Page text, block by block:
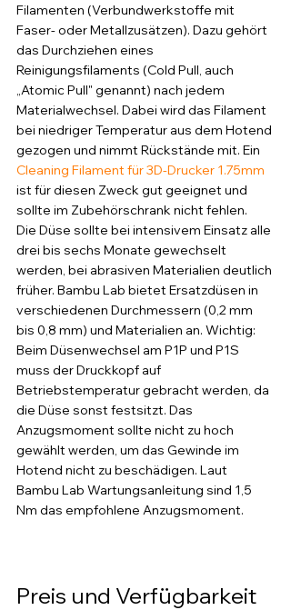
Filamenten (Verbundwerkstoffe mit
Faser- oder Metallzusätzen). Dazu gehört
das Durchziehen eines
Reinigungsfilaments (Cold Pull, auch
„Atomic Pull" genannt) nach jedem
Materialwechsel. Dabei wird das Filament
bei niedriger Temperatur aus dem Hotend
gezogen und nimmt Rückstände mit. Ein
Cleaning Filament für 3D-Drucker 1.75mm
ist für diesen Zweck gut geeignet und
sollte im Zubehörschrank nicht fehlen.
Die Düse sollte bei intensivem Einsatz alle
drei bis sechs Monate gewechselt
werden, bei abrasiven Materialien deutlich
früher. Bambu Lab bietet Ersatzdüsen in
verschiedenen Durchmessern (0,2 mm
bis 0,8 mm) und Materialien an. Wichtig:
Beim Düsenwechsel am P1P und P1S
muss der Druckkopf auf
Betriebstemperatur gebracht werden, da
die Düse sonst festsitzt. Das
Anzugsmoment sollte nicht zu hoch
gewählt werden, um das Gewinde im
Hotend nicht zu beschädigen. Laut
Bambu Lab Wartungsanleitung sind 1,5
Nm das empfohlene Anzugsmoment.
Preis und Verfügbarkeit